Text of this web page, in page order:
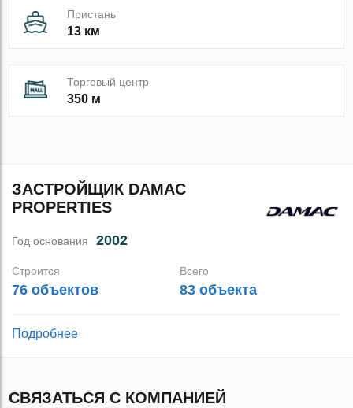
Пристань
13 км
Торговый центр
350 м
ЗАСТРОЙЩИК DAMAC
PROPERTIES
Год основания 2002
Строится
76 объектов
Всего
83 объекта
Подробнее
СВЯЗАТЬСЯ С КОМПАНИЕЙ